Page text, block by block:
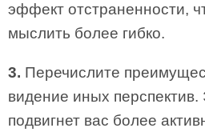
эффект отстраненности,
мыслить более гибко.
3. Перечислите
видение иных
подвигнет вас более